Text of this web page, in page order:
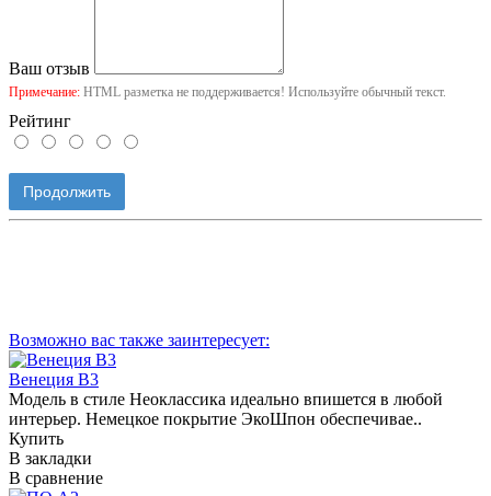
Ваш отзыв
Примечание: HTML разметка не поддерживается! Используйте обычный текст.
Рейтинг
Продолжить
Возможно вас также заинтересует:
Венеция В3
Модель в стиле Неоклассика идеально впишется в любой
интерьер. Немецкое покрытие ЭкоШпон обеспечивае..
Купить
В закладки
В сравнение